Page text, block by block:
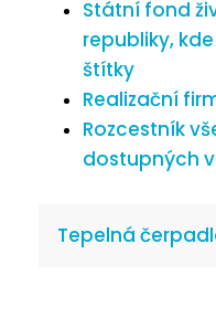
Státní fond
republiky,
štítky
Realizační
Rozcestník
dostupných v
Tepelná